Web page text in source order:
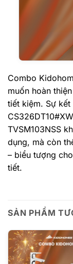
Combo
muốn hoàn
tiết kiệm. Sự
TVSM103NSS
dụng, mà còn
– biểu tượng
tiết.
SẢN PHẨM